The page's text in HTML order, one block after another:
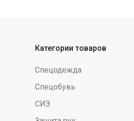
мм, масса — 86,0 г/м, коэф.
Категории товаров
Спецодежда
Спецобувь
СИЗ